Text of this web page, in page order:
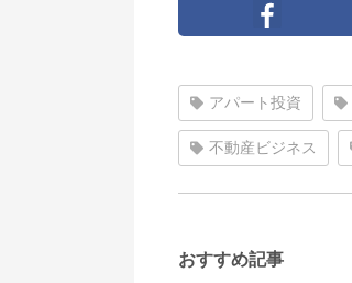
アパート投資
不動産ビジネス
おすすめ記事